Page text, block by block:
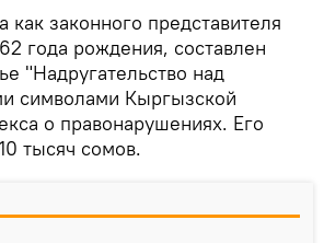
законного представителя
года рождения, составлен
"Надругательство над
символами Кыргызской
о правонарушениях. Его
тысяч сомов.